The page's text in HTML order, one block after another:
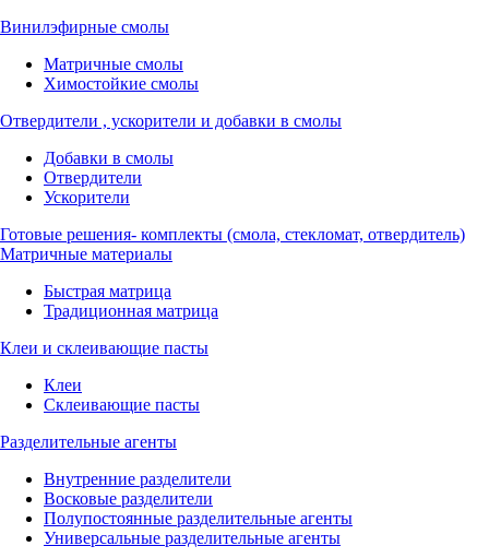
Винилэфирные смолы
Матричные смолы
Химостойкие смолы
Отвердители , ускорители и добавки в смолы
Добавки в смолы
Отвердители
Ускорители
Готовые решения- комплекты (смола, стекломат, отвердитель)
Матричные материалы
Быстрая матрица
Традиционная матрица
Клеи и склеивающие пасты
Клеи
Склеивающие пасты
Разделительные агенты
Внутренние разделители
Восковые разделители
Полупостоянные разделительные агенты
Универсальные разделительные агенты